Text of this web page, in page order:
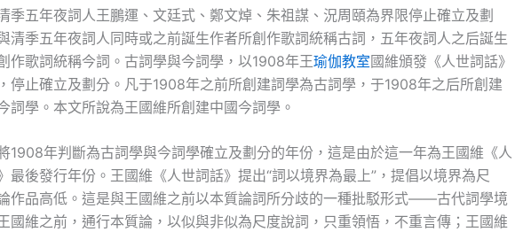
季五年夜詞人王鵬運、文廷式、鄭文焯、朱祖謀、況周頤為界限停止確立及劃
清季五年夜詞人同時或之前誕生作者所創作歌詞統稱古詞，五年夜詞人之后誕生
作歌詞統稱今詞。古詞學與今詞學，以1908年王瑜伽教室國維頒發《人世詞話》
停止確立及劃分。凡于1908年之前所創建詞學為古詞學，于1908年之后所創建
詞學。本文所說為王國維所創建中國今詞學。
1908年判斷為古詞學與今詞學確立及劃分的年份，這是由於這一年為王國維《人
最後發行年份。王國維《人世詞話》提出“詞以境界為最上”，提倡以境界為尺
作品高低。這是與王國維之前以本質論詞所分歧的一種批駁形式——古代詞學境
國維之前，通行本質論，以似與非似為尺度說詞，只重領悟，不重言傳；王國維